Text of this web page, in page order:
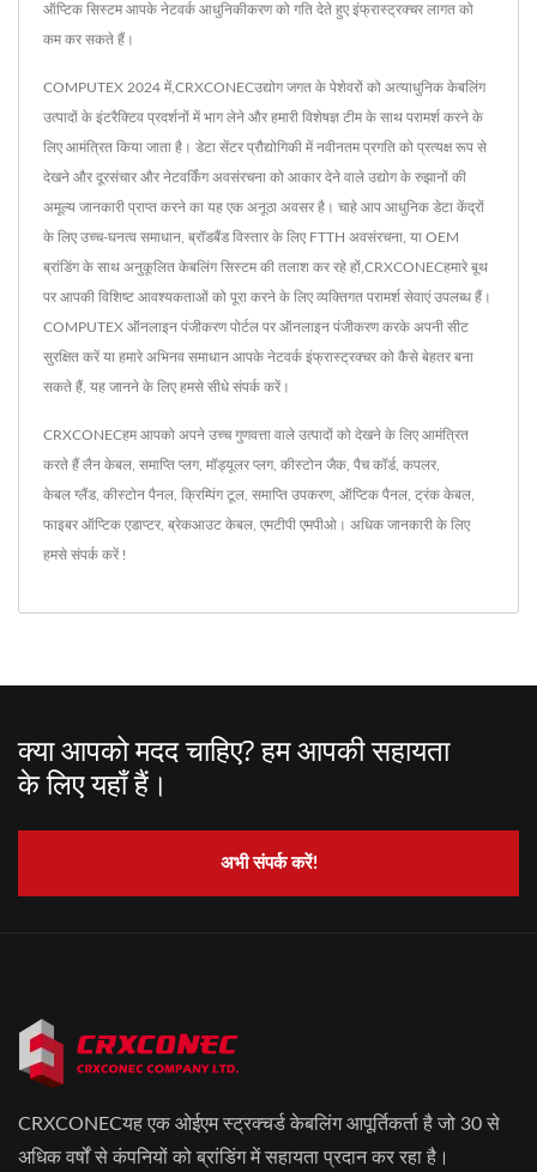
ऑप्टिक सिस्टम आपके नेटवर्क आधुनिकीकरण को गति देते हुए इंफ्रास्ट्रक्चर लागत को
कम कर सकते हैं।
COMPUTEX 2024 में,CRXCONECउद्योग जगत के पेशेवरों को अत्याधुनिक केबलिंग
उत्पादों के इंटरैक्टिव प्रदर्शनों में भाग लेने और हमारी विशेषज्ञ टीम के साथ परामर्श करने के
लिए आमंत्रित किया जाता है। डेटा सेंटर प्रौद्योगिकी में नवीनतम प्रगति को प्रत्यक्ष रूप से
देखने और दूरसंचार और नेटवर्किंग अवसंरचना को आकार देने वाले उद्योग के रुझानों की
अमूल्य जानकारी प्राप्त करने का यह एक अनूठा अवसर है। चाहे आप आधुनिक डेटा केंद्रों
के लिए उच्च-घनत्व समाधान, ब्रॉडबैंड विस्तार के लिए FTTH अवसंरचना, या OEM
ब्रांडिंग के साथ अनुकूलित केबलिंग सिस्टम की तलाश कर रहे हों,CRXCONECहमारे बूथ
पर आपकी विशिष्ट आवश्यकताओं को पूरा करने के लिए व्यक्तिगत परामर्श सेवाएं उपलब्ध हैं।
COMPUTEX ऑनलाइन पंजीकरण पोर्टल पर ऑनलाइन पंजीकरण करके अपनी सीट
सुरक्षित करें या हमारे अभिनव समाधान आपके नेटवर्क इंफ्रास्ट्रक्चर को कैसे बेहतर बना
सकते हैं, यह जानने के लिए हमसे सीधे संपर्क करें।
CRXCONECहम आपको अपने उच्च गुणवत्ता वाले उत्पादों को देखने के लिए आमंत्रित
करते हैं लैन केबल समाप्ति प्लग, मॉड्यूलर प्लग, कीस्टोन जैक पैच कॉर्ड, कपलर,
केबल ग्लैंड, कीस्टोन पैनल क्रिम्पिंग टूल समाप्ति उपकरण, ऑप्टिक पैनल ट्रंक केबल
फाइबर ऑप्टिक एडाप्टर, ब्रेकआउट केबल एमटीपी एमपीओ । अधिक जानकारी के लिए
हमसे संपर्क करें !
क्या आपको मदद चाहिए? हम आपकी सहायता
के लिए यहाँ हैं।
अभी संपर्क करें!
CRXCONECयह एक ओईएम स्ट्रक्चर्ड केबलिंग आपूर्तिकर्ता है जो 30 से
अधिक वर्षों से कंपनियों को ब्रांडिंग में सहायता प्रदान कर रहा है।